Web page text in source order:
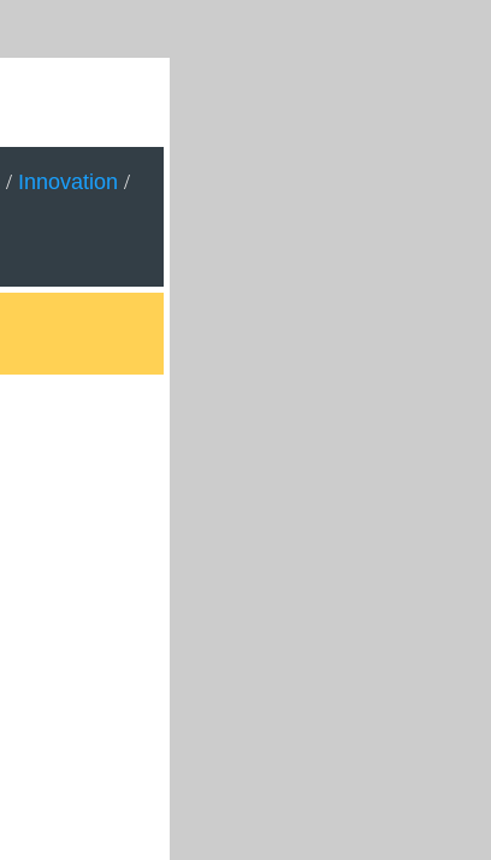
/ Innovation /